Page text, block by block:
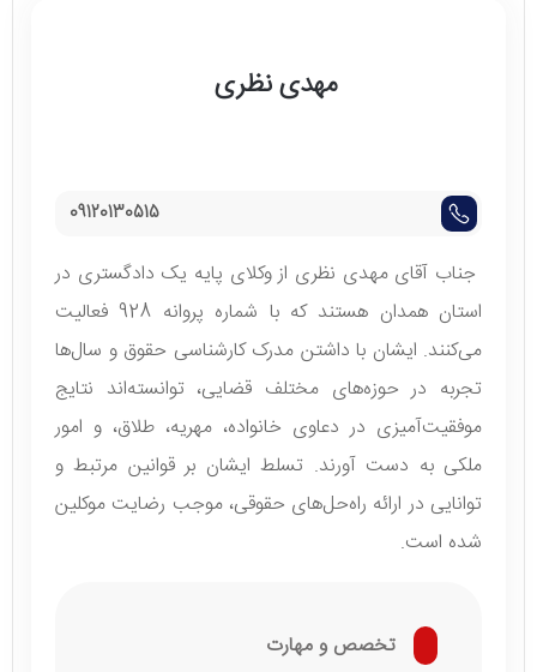
مهدی نظری
09120130515
جناب آقای مهدی نظری از وکلای پایه یک دادگستری در
استان همدان هستند که با شماره پروانه 928 فعالیت
می‌کنند. ایشان با داشتن مدرک کارشناسی حقوق و سال‌ها
تجربه در حوزه‌های مختلف قضایی، توانسته‌اند نتایج
موفقیت‌آمیزی در دعاوی خانواده، مهریه، طلاق، و امور
ملکی به دست آورند. تسلط ایشان بر قوانین مرتبط و
توانایی در ارائه راه‌حل‌های حقوقی، موجب رضایت موکلین
شده است.
تخصص و مهارت